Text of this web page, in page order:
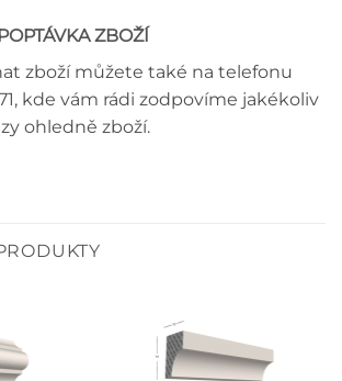
ZBOŽÍ
zboží můžete také na telefonu
kde vám rádi zodpovíme jakékoliv
ohledně zboží.